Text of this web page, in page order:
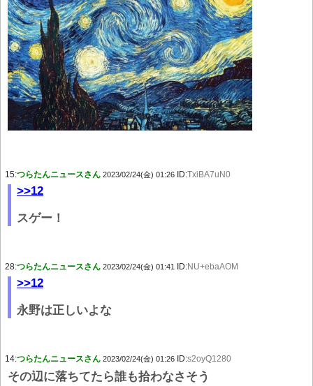
15:つらたんニュースさん 2023/02/24(金) 01:26 ID:TxiBA7uN0
>>12
スゲー！
28:つらたんニュースさん 2023/02/24(金) 01:41 ID:NU+ebaAOM
>>12
永野は正しいよな
14:つらたんニュースさん 2023/02/24(金) 01:26 ID:s2oyQ1280
その辺に落ちてたら誰も拾わなさそう